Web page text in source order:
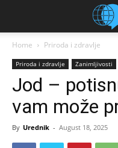
Home Priroda i zdravlje
Priroda i zdravlje Zanimljivosti
Jod –
vam može
By Urednik - August 18, 2025